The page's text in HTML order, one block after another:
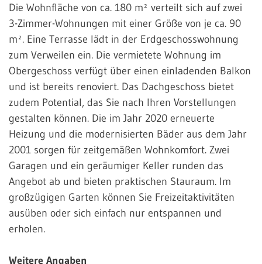
Die Wohnfläche von ca. 180 m² verteilt sich auf zwei
3-Zimmer-Wohnungen mit einer Größe von je ca. 90
m². Eine Terrasse lädt in der Erdgeschosswohnung
zum Verweilen ein. Die vermietete Wohnung im
Obergeschoss verfügt über einen einladenden Balkon
und ist bereits renoviert. Das Dachgeschoss bietet
zudem Potential, das Sie nach Ihren Vorstellungen
gestalten können. Die im Jahr 2020 erneuerte
Heizung und die modernisierten Bäder aus dem Jahr
2001 sorgen für zeitgemäßen Wohnkomfort. Zwei
Garagen und ein geräumiger Keller runden das
Angebot ab und bieten praktischen Stauraum. Im
großzügigen Garten können Sie Freizeitaktivitäten
ausüben oder sich einfach nur entspannen und
erholen.
Weitere Angaben